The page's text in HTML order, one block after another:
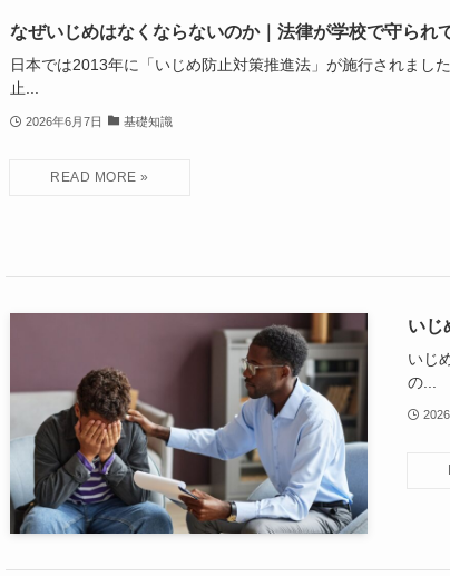
なぜいじめはなくならないのか｜法律が学校で守られ
日本では2013年に「いじめ防止対策推進法」が施行されまし
止...
2026年6月7日 基礎知識
いじ
いじ
の...